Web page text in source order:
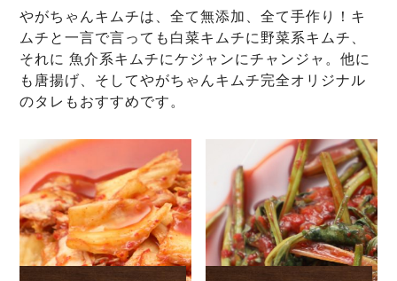
やがちゃんキムチは、全て無添加、全て手作り！キ
ムチと一言で言っても白菜キムチに野菜系キムチ、
それに 魚介系キムチにケジャンにチャンジャ。他に
も唐揚げ、そしてやがちゃんキムチ完全オリジナル
のタレもおすすめです。